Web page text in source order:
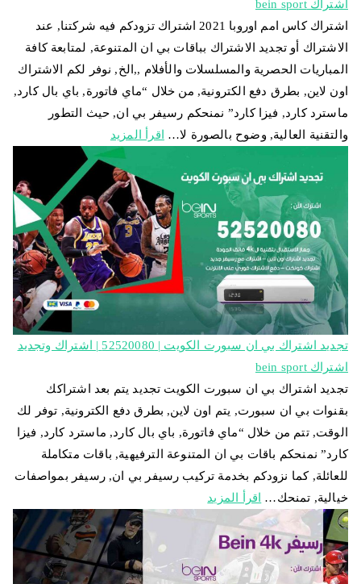
اشتراك bein sport
اشتراك كاس امم اوروبا 2021 اشتراك تزودكم فيه شركتنا, عند
الاشتراك أو تجديد الاشتراك بباقات بي ان المتنوعة, لمتابعة كافة
المباريات الحصرية والمسلسلات والأفلام ,,الخ, نوفر لكم الاشتراك
اون لاين, بطرق دفع الكترونية, من خلال “ماي فاتورة, باي بال كارد,
ماسترد كارد, فيزا كارد” نمنحكم رسيفر بي ان, حيث التطور
والتقنية العالية, وضوح بالصورة لا…
اقرأ المزيد
تجديد اشتراك بي ان سبورت الكويت | 52520080 | اشتراك وتجديد
اشتراك bein sport
تجديد اشتراك بي ان سبورت الكويت تجديد يتم بعد اشتراكك
بقنوات بي ان سبورت, يتم اون لاين, بطرق دفع الكترونية, توفر لك
الوقت, تتم من خلال “ماي فاتورة, باي بال كارد, ماسترد كارد, فيزا
كارد” نمنحكم باقات بي ان المتنوعة الترفيهية, باقات متكاملة
للعائلة, كما نزودكم بخدمة تركيب رسيفر بي ان, رسيفر بمواصفات
خيالية, تمنحك…
اقرأ المزيد